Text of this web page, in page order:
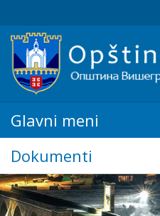
Glavni meni
Dokumenti